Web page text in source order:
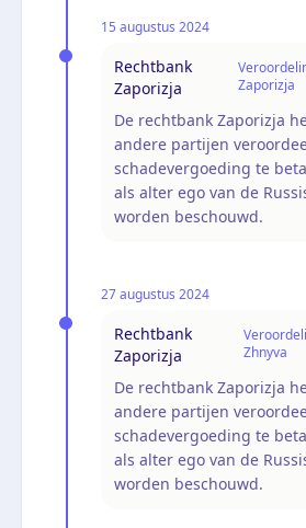
15 augustus 2024
Rechtbank
Zaporizja
Zaporizja
De rechtbank Zaporizja
andere partijen
schadevergoeding te
als alter ego van de
worden beschouwd.
27 augustus 2024
Rechtbank
Zaporizja
Zhnyva
De rechtbank Zaporizja
andere partijen
schadevergoeding te
als alter ego van de
worden beschouwd.